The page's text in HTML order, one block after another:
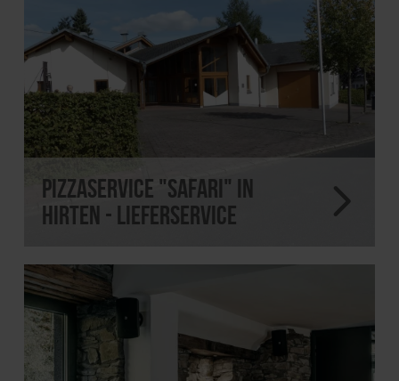
Pizzaservice "Safari" in
Hirten - Lieferservice